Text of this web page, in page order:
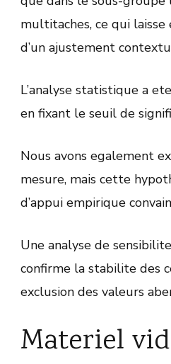
multitaches, ce qui
d’un ajustement
L’analyse statistique a
en fixant le seuil de
Nous avons egalement
mesure, mais cette
d’appui empirique
Une analyse de
confirme la stabilite des
exclusion des valeurs
Materiel